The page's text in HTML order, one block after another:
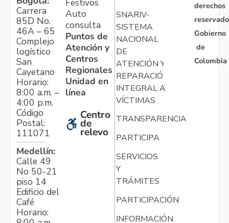
Carrera
85D No.
46A – 65
Complejo
logístico
San
Cayetano
Horario:
8:00 a.m. –
4:00 p.m.
Código
Postal:
111071
Medellín:
Calle 49
No 50-21
piso 14
Edificio del
Café
Horario:
Festivos
Auto
consulta
Puntos de
Atención y
Centros
Regionales
Unidad en
línea
Centro
de
relevo
SNARIV-
SISTEMA
NACIONAL
DE
ATENCIÓN Y
REPARACIÓN
INTEGRAL A
VÍCTIMAS
TRANSPARENCIA
PARTICIPA
SERVICIOS
Y
TRÁMITES
PARTICIPACIÓN
INFORMACIÓN
derechos
Gobierno
de
Colombia